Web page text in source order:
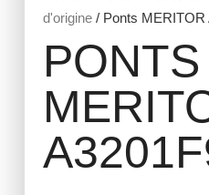
d'origine/ Ponts MERITOR
PONTS